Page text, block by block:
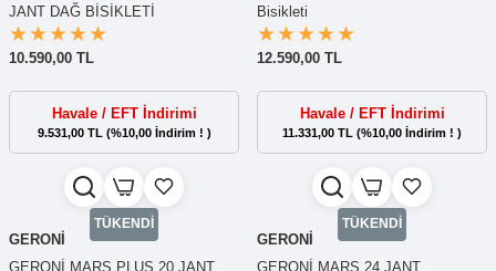
JANT DAĞ BİSİKLETİ
10.590,00 TL
Havale / EFT İndirimi
9.531,00 TL (%10,00 İndirim ! )
Bisikleti
12.590,00 TL
Havale / EFT İndirimi
11.331,00 TL (%10,00 İndirim ! )
TÜKENDİ
GERONİ
GERONİ MARS PLUS 20 JANT
TÜKENDİ
GERONİ
GERONİ MARS 24 JANT